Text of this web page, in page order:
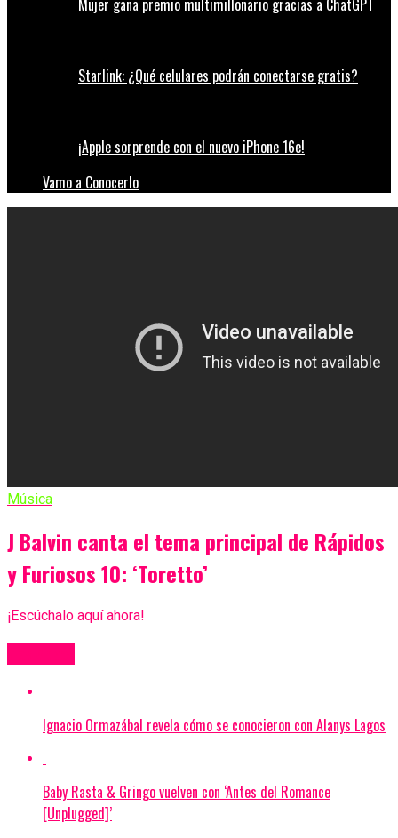
Mujer gana premio multimillonario gracias a ChatGPT
Starlink: ¿Qué celulares podrán conectarse gratis?
¡Apple sorprende con el nuevo iPhone 16e!
Vamo a Conocerlo
Música
J Balvin canta el tema principal de Rápidos
y Furiosos 10: ‘Toretto’
¡Escúchalo aquí ahora!
Ignacio Ormazábal revela cómo se conocieron con Alanys Lagos
Baby Rasta & Gringo vuelven con ‘Antes del Romance
[Unplugged]’